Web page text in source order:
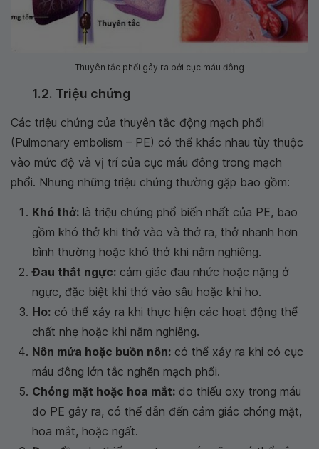
Thuyên tắc phổi gây ra bởi cục máu đông
1.2. Triệu chứng
Các triệu chứng của thuyên tắc động mạch phổi
(Pulmonary embolism – PE) có thể khác nhau tùy thuộc
vào mức độ và vị trí của cục máu đông trong mạch
phổi. Nhưng những triệu chứng thường gặp bao gồm:
Khó thở: là triệu chứng phổ biến nhất của PE, bao
gồm khó thở khi thở vào và thở ra, thở nhanh hơn
bình thường hoặc khó thở khi nằm nghiêng.
Đau thắt ngực: cảm giác đau nhức hoặc nặng ở
ngực, đặc biệt khi thở vào sâu hoặc khi ho.
Ho: có thể xảy ra khi thực hiện các hoạt động thể
chất nhẹ hoặc khi nằm nghiêng.
Nôn mửa hoặc buồn nôn: có thể xảy ra khi có cục
máu đông lớn tắc nghẽn mạch phổi.
Chóng mặt hoặc hoa mắt: do thiếu oxy trong máu
do PE gây ra, có thể dẫn đến cảm giác chóng mặt,
hoa mắt, hoặc ngất.